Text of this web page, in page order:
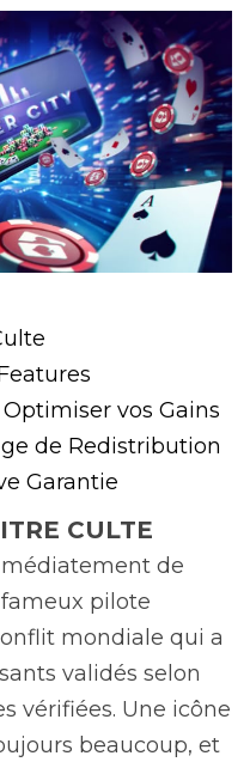
vos Gains
de Redistribution
Garantie
CULTE
de
pilote
mondiale qui a
validés selon
vérifiées. Une icône
beaucoup, et